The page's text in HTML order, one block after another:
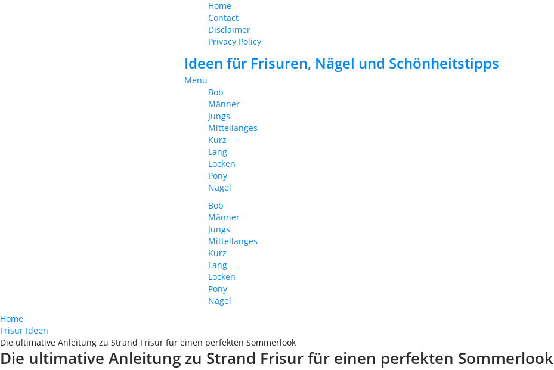
Home
Contact
Disclaimer
Privacy Policy
Ideen für Frisuren, Nägel und Schönheitstipps
Menu
Bob
Männer
Jungs
Mittellanges
Kurz
Lang
Locken
Pony
Nägel
Bob
Männer
Jungs
Mittellanges
Kurz
Lang
Locken
Pony
Nägel
Home
Frisur Ideen
Die ultimative Anleitung zu Strand Frisur für einen perfekten Sommerlook
Die ultimative Anleitung zu Strand Frisur für einen perfekten Sommerlook